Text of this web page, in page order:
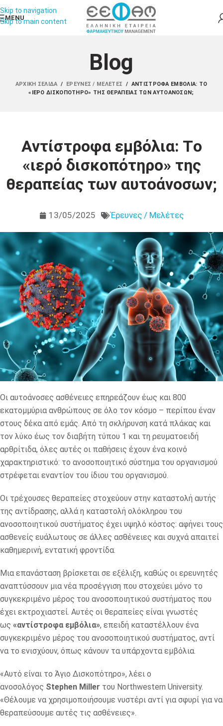
Skip to navigation
Skip to main content
MENU
Blog
ΑΡΧΙΚΉ ΣΕΛΊΔΑ / ΈΡΕΥΝΕΣ / ΜΕΛΈΤΕΣ / ΑΝΤΊΣΤΡΟΦΑ ΕΜΒΌΛΙΑ: TΟ
«ΙΕΡΌ ΔΙΣΚΟΠΌΤΗΡΟ» ΤΗΣ ΘΕΡΑΠΕΊΑΣ ΤΩΝ ΑΥΤΟΆΝΟΣΩΝ;
Αντίστροφα εμβόλια: Tο
«ιερό δισκοπότηρο» της
θεραπείας των αυτοάνοσων;
13/05/2025 Έρευνες / Μελέτες
Οι αυτοάνοσες ασθένειες επηρεάζουν έως και 800
εκατομμύρια ανθρώπους σε όλο τον κόσμο – περίπου έναν
στους δέκα από εμάς. Από τη σκλήρυνση κατά πλάκας και
τον λύκο έως τον διαβήτη τύπου 1 και τη ρευματοειδή
αρθρίτιδα, όλες αυτές οι παθήσεις έχουν ένα κοινό
χαρακτηριστικό: το ανοσοποιητικό σύστημα του οργανισμού
στρέφεται εναντίον του ίδιου του οργανισμού.
Οι τρέχουσες θεραπείες στοχεύουν στην καταστολή αυτής
της αντίδρασης, αλλά η καταστολή ολόκληρου του
ανοσοποιητικού συστήματος έχει υψηλό κόστος: αφήνει τους
ασθενείς ευάλωτους σε άλλες ασθένειες και συχνά απαιτεί
καθημερινή, εντατική φροντίδα.
Μια επανάσταση βρίσκεται σε εξέλιξη, καθώς οι ερευνητές
αναπτύσσουν μια νέα προσέγγιση που στοχεύει μόνο το
συγκεκριμένο μέρος του ανοσοποιητικού συστήματος που
έχει εκτροχιαστεί. Αυτές οι θεραπείες είναι γνωστές
ως «αντίστροφα εμβόλια», επειδή καταστέλλουν ένα
συγκεκριμένο μέρος του ανοσοποιητικού συστήματος, αντί
να το ενισχύουν, όπως κάνουν τα υπάρχοντα εμβόλια.
«Αυτό είναι το Άγιο Δισκοπότηρο», λέει ο
ανοσολόγος Stephen Miller του Northwestern University.
«Θέλουμε να χρησιμοποιήσουμε νυστέρι αντί για σφυρί για να
θεραπεύσουμε αυτές τις ασθένειες».